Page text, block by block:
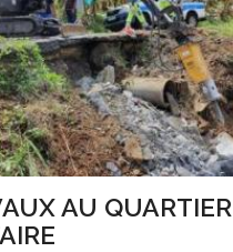
AU QUARTIER